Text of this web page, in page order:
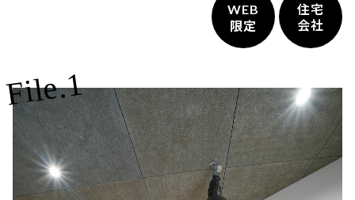
WEB
限定
住宅
会社
File.1